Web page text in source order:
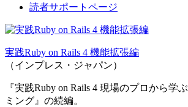
読者サポートページ
実践Ruby on Rails 4 機能拡張編
（インプレス・ジャパン）
『実践Ruby on Rails 4 現場のプロから学
ミング』の続編。